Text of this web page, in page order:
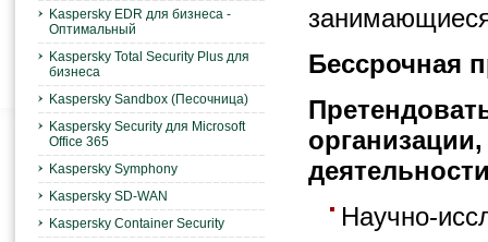
Kaspersky EDR для бизнеса -
Оптимальный
Kaspersky Total Security Plus для
бизнеса
Kaspersky Sandbox (Песочница)
Kaspersky Security для Microsoft
Office 365
Kaspersky Symphony
Kaspersky SD-WAN
Kaspersky Container Security
Бессрочная
Научно-